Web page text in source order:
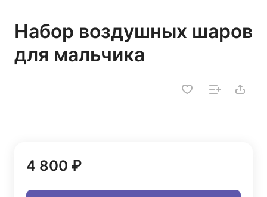
Набор воздушных шаров
для мальчика
4 800 ₽